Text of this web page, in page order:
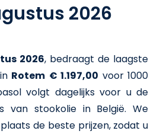
2026
2026, bedraagt de laagste
in Rotem € 1.197,00 voor 1000
volgt dagelijks voor u de
van stookolie in België. We
de beste prijzen, zodat u